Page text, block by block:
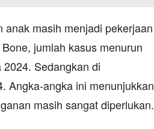
masih menjadi pekerjaan
jumlah kasus menurun
Sedangkan di
Angka-angka ini menunjukkan
masih sangat diperlukan.